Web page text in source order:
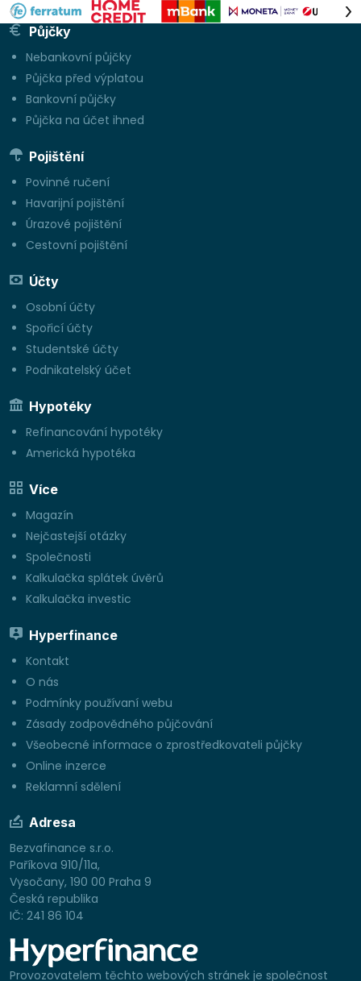
Půjčky
Nebankovní půjčky
Půjčka před výplatou
Bankovní půjčky
Půjčka na účet ihned
Pojištění
Povinné ručení
Havarijní pojištění
Úrazové pojištění
Cestovní pojištění
Účty
Osobní účty
Spořicí účty
Studentské účty
Podnikatelský účet
Hypotéky
Refinancování hypotéky
Americká hypotéka
Více
Magazín
Nejčastejší otázky
Společnosti
Kalkulačka splátek úvěrů
Kalkulačka investic
Hyperfinance
Kontakt
O nás
Podmínky používaní webu
Zásady zodpovědného půjčování
Všeobecné informace o zprostředkovateli půjčky
Online inzerce
Reklamní sdělení
Adresa
Bezvafinance s.r.o.
Paříkova 910/11a,
Vysočany, 190 00 Praha 9
Česká republika
IČ: 241 86 104
Provozovatelem těchto webových stránek je společnost